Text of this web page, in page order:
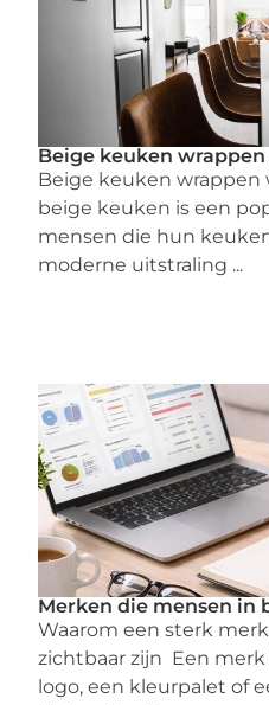
Beige keuken
Beige keuken wrappen
beige keuken is een
mensen die hun
moderne uitstraling ...
Merken die mensen in
Waarom een sterk
zichtbaar zijn Een
logo, een kleurpalet of